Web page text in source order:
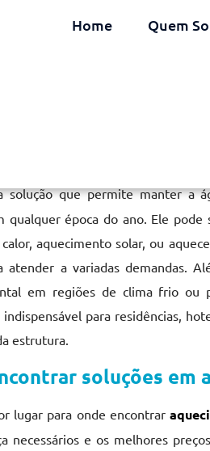
Home Quem
que permite manter a
época do ano. Ele
aquecimento solar, ou
atender a variadas demandas.
em regiões de clima frio ou
para residências,
estrutura.
soluções em
lugar para onde encontrar
necessários e os melhores